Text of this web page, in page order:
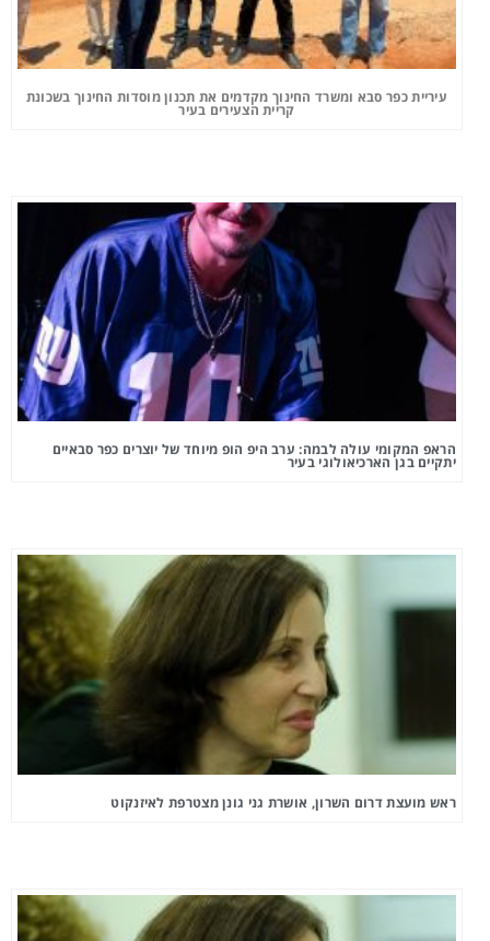
עיריית כפר סבא ומשרד החינוך מקדמים את תכנון מוסדות החינוך בשכונת
קריית הצעירים בעיר
הראפ המקומי עולה לבמה: ערב היפ הופ מיוחד של יוצרים כפר סבאיים
יתקיים בגן הארכיאולוגי בעיר
ראש מועצת דרום השרון, אושרת גני גונן מצטרפת לאיזנקוט